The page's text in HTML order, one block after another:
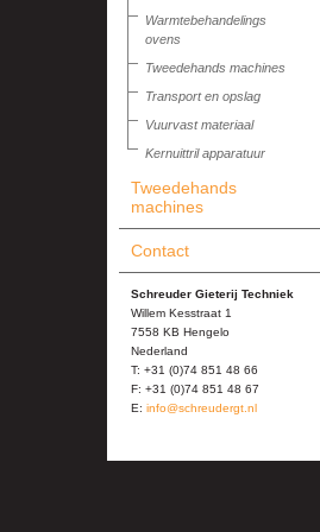
Warmtebehandelings
ovens
Tweedehands machines
Transport en opslag
Vuurvast materiaal
Kernuittril apparatuur
Tweedehands
machines
Contact
Schreuder Gieterij Techniek
Willem Kesstraat 1
7558 KB Hengelo
Nederland
T: +31 (0)74 851 48 66
F: +31 (0)74 851 48 67
E: info@schreudergt.nl